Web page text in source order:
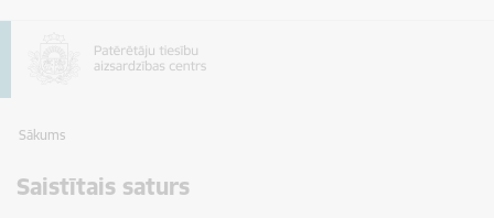
Sākums
Saistītais saturs